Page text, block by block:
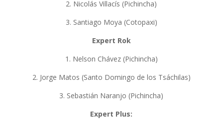
2. Nicolás Villacís (Pichincha)
3. Santiago Moya (Cotopaxi)
Expert Rok
1. Nelson Chávez (Pichincha)
2. Jorge Matos (Santo Domingo de los Tsáchilas)
3. Sebastián Naranjo (Pichincha)
Expert Plus: